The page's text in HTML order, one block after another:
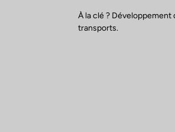
À la clé ? Développement
transports.